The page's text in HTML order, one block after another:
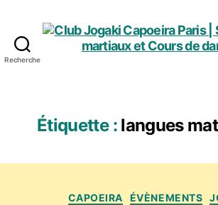
Recherche
Paris
|
Arts
et
Étiquette : langues
CAPOEIRA ÉVÈNEMENTS